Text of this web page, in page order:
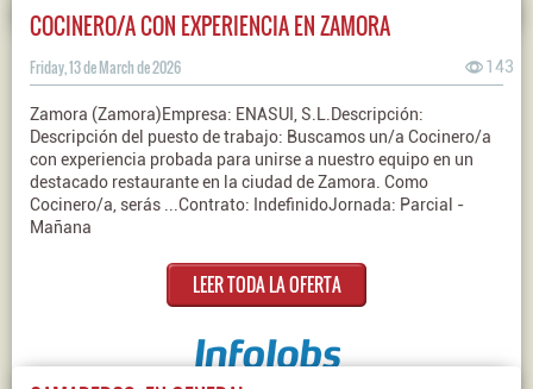
COCINERO/A CON EXPERIENCIA EN ZAMORA
Friday, 13 de March de 2026 143
Zamora (Zamora)Empresa: ENASUI, S.L.Descripción:
Descripción del puesto de trabajo: Buscamos un/a Cocinero/a
con experiencia probada para unirse a nuestro equipo en un
destacado restaurante en la ciudad de Zamora. Como
Cocinero/a, serás ...Contrato: IndefinidoJornada: Parcial -
Mañana
LEER TODA LA OFERTA